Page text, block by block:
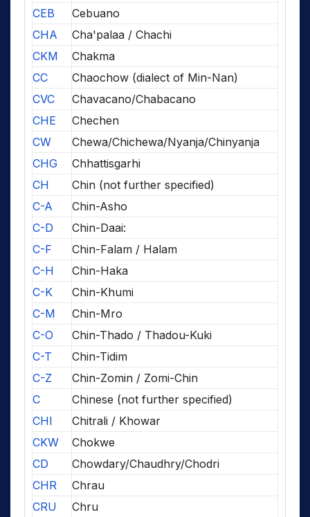
CEB
Cebuano
CHA
Cha'palaa / Chachi
CKM
Chakma
CC
Chaochow (dialect of Min-Nan)
CVC
Chavacano/Chabacano
CHE
Chechen
CW
Chewa/Chichewa/Nyanja/Chinyanja
CHG
Chhattisgarhi
CH
Chin (not further specified)
C-A
Chin-Asho
C-D
Chin-Daai:
C-F
Chin-Falam / Halam
C-H
Chin-Haka
C-K
Chin-Khumi
C-M
Chin-Mro
C-O
Chin-Thado / Thadou-Kuki
C-T
Chin-Tidim
C-Z
Chin-Zomin / Zomi-Chin
C
Chinese (not further specified)
CHI
Chitrali / Khowar
CKW
Chokwe
CD
Chowdary/Chaudhry/Chodri
CHR
Chrau
CRU
Chru